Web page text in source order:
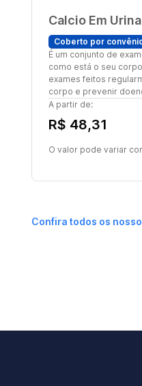
Calcio Em
Coberto por
É um conjunto de
como está o seu
exames feitos
corpo e prevenir
A partir de:
R$ 48,31
O valor pode variar
Confira todos os